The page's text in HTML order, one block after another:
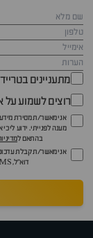
מתעניינים בטרייד
רוצים לשמוע על
אני מאשר/ת מסירת
מענה לפנייתי. ידוע לי
בהתאם ל
אני מאשר/ת קבלת
דוא״ל, SMS ו-WhatsApp. ידוע לי כי באפשרותי לבטל הסכמה זו בכל עת.